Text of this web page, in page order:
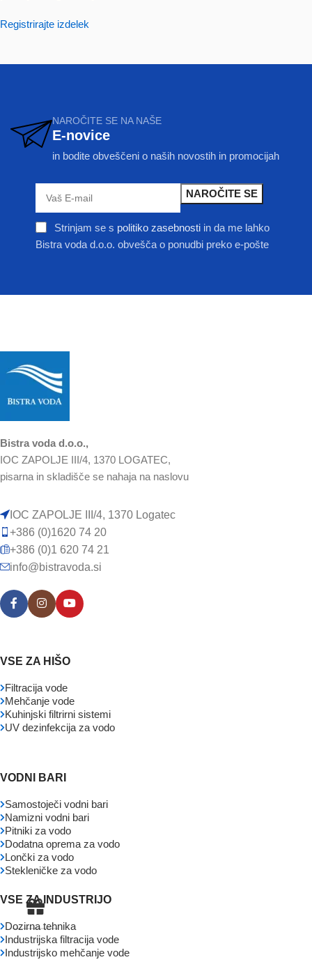
Registrirajte izdelek
NAROČITE SE NA NAŠE
E-novice
in bodite obveščeni o naših novostih in promocijah
Strinjam se s politiko zasebnostiin da me lahko
Bistra voda d.o.o. obvešča o ponudbi preko e-pošte
Bistra voda d.o.o.,
IOC ZAPOLJE III/4, 1370 LOGATEC,
pisarna in skladišče se nahaja na naslovu
IOC ZAPOLJE III/4, 1370 Logatec
+386 (0)1620 74 20
+386 (0)1 620 74 21
info@bistravoda.si
VSE ZA HIŠO
Filtracija vode
Mehčanje vode
Kuhinjski filtrirni sistemi
UV dezinfekcija za vodo
VODNI BARI
Samostoječi vodni bari
Namizni vodni bari
Pitniki za vodo
Dodatna oprema za vodo
Lončki za vodo
Stekleničke za vodo
VSE ZA INDUSTRIJO
Dozirna tehnika
Industrijska filtracija vode
Industrijsko mehčanje vode